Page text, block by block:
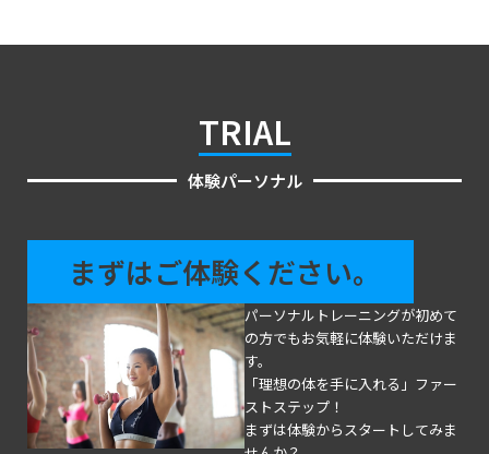
TRIAL
体験パーソナル
まずはご体験ください。
パーソナルトレーニングが初めて
の方でもお気軽に体験いただけま
す。
「理想の体を手に入れる」ファー
ストステップ！
まずは体験からスタートしてみま